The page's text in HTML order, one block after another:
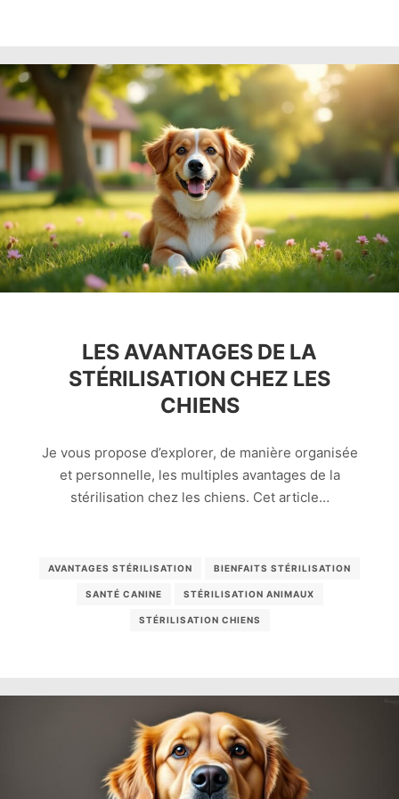
LES AVANTAGES DE LA
STÉRILISATION CHEZ LES
CHIENS
Je vous propose d’explorer, de manière organisée
et personnelle, les multiples avantages de la
stérilisation chez les chiens. Cet article…
AVANTAGES STÉRILISATION BIENFAITS STÉRILISATION
SANTÉ CANINE STÉRILISATION ANIMAUX
STÉRILISATION CHIENS